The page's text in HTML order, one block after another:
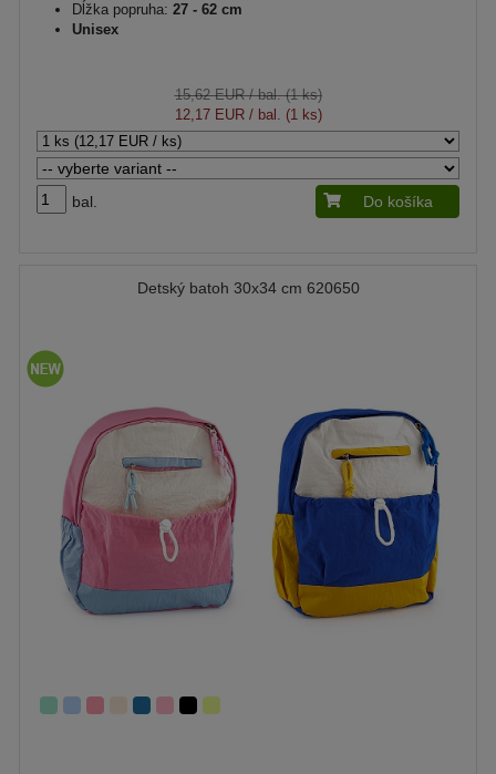
Dĺžka popruha: 27 - 62 cm
Unisex
15,62 EUR/ bal. (1 ks)
12,17 EUR/ bal. (1 ks)
bal. Do košíka
Detský batoh 30x34 cm 620650